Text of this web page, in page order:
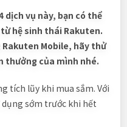
dịch vụ này, bạn có thể
hệ sinh thái Rakuten.
Rakuten Mobile, hãy thử
thưởng của mình nhé.
tích lũy khi mua sắm. Với
sớm trước khi hết